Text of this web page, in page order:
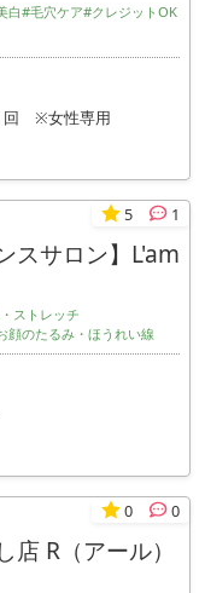
白#毛穴ケア#クレジットOK
回 ※女性専用
5 1
スサロン】L'am
ストレッチ
顔のたるみ・ほうれい線
0 0
R（アール）